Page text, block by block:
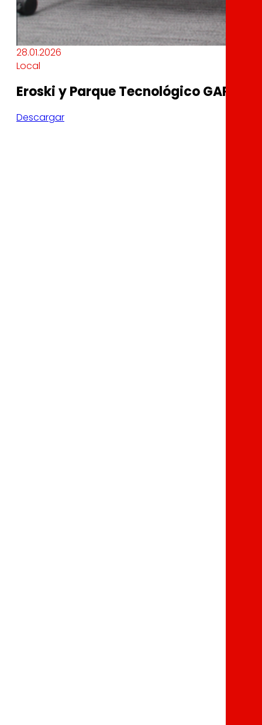
28.01.2026
Local
Eroski y Parque Tecnológico
Descargar